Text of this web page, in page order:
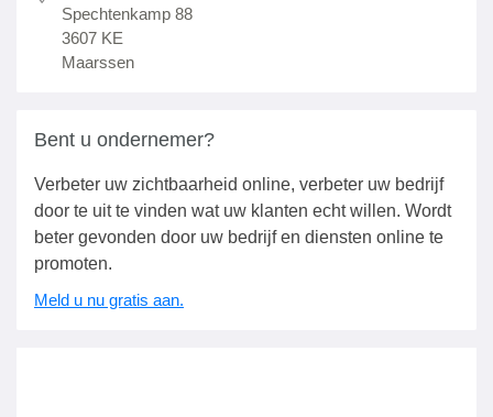
Spechtenkamp 88
3607 KE
Maarssen
Bent u ondernemer?
Verbeter uw zichtbaarheid online, verbeter uw bedrijf
door te uit te vinden wat uw klanten echt willen. Wordt
beter gevonden door uw bedrijf en diensten online te
promoten.
Meld u nu gratis aan.